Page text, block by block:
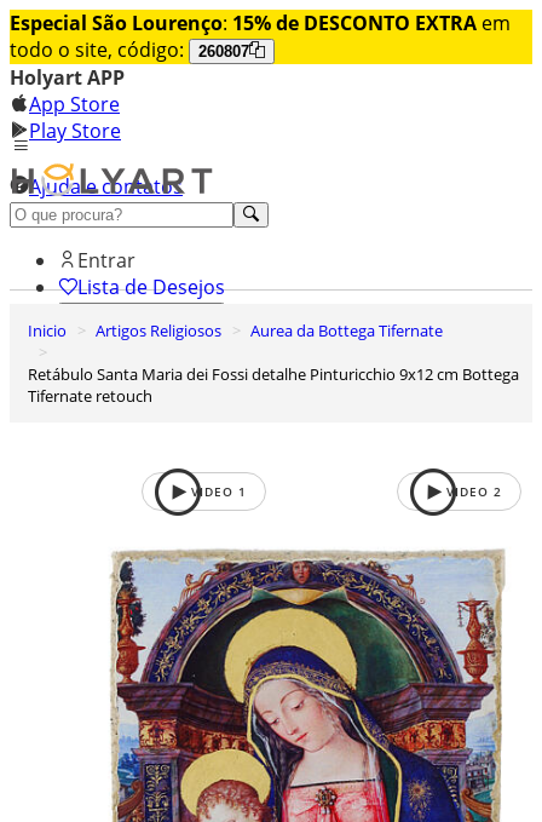
Especial São Lourenço: 15% de DESCONTO EXTRA em
todo o site, código:
260807
Holyart APP
App Store
Play Store
Ajuda e contatos
Conheça premium
Entrar
Lista de Desejos
0
Inicio Artigos Religiosos
Aurea da Bottega Tifernate
Retábulo Santa Maria dei Fossi detalhe Pinturicchio 9x12 cm Bottega
Tifernate retouch
VIDEO 1 VIDEO 2